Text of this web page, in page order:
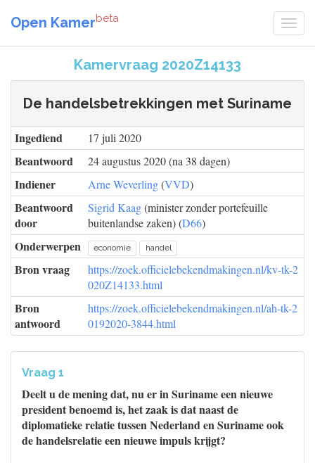
Open Kamerbeta
Kamervraag 2020Z14133
De handelsbetrekkingen met Suriname
Ingediend 17 juli 2020
Beantwoord 24 augustus 2020 (na 38 dagen)
Indiener Arne Weverling(VVD)
Beantwoord
door
Sigrid Kaag(minister zonder portefeuille
buitenlandse zaken) (D66)
Onderwerpen economie handel
Bron vraag
https://zoek.officielebekendmakingen.nl/kv-tk-2
020Z14133.html
Bron
antwoord
https://zoek.officielebekendmakingen.nl/ah-tk-2
0192020-3844.html
Vraag 1
Deelt u de mening dat, nu er in Suriname een nieuwe
president benoemd is, het zaak is dat naast de
diplomatieke relatie tussen Nederland en Suriname ook
de handelsrelatie een nieuwe impuls krijgt?